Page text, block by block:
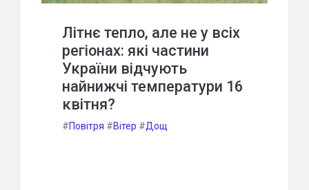
Літнє тепло, але не у всіх
регіонах: які частини
України відчують
найнижчі температури 16
квітня?
#Повітря #Вітер #Дощ